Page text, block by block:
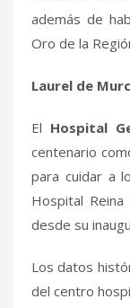
además de
Oro de la
Laurel de
El Hospital
centenario
para cuidar a
Hospital
desde su
Los datos
del centro